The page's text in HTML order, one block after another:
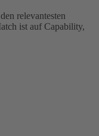
relevantesten
ist auf Capability,